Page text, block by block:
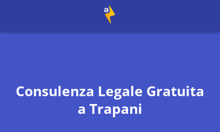
Consulenza Legale Gratuita
a Trapani